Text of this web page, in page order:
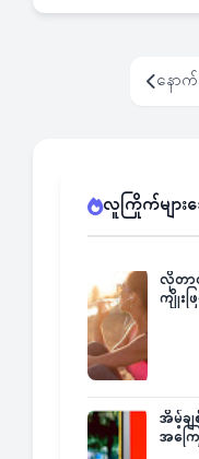
နော
လူကြိုက်များ
လိုတာ
ကျိုး
အိမ့်ခ
အကြ